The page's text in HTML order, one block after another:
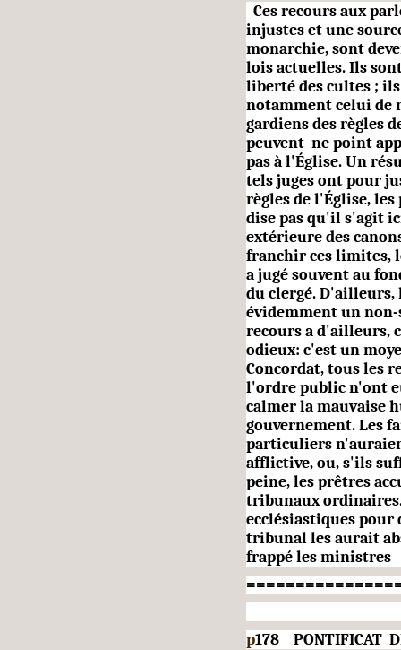
Ces recours aux
injustes et une
monarchie, sont
lois actuelles. Ils
liberté des cultes ;
notamment celui de
gardiens des règles
peuvent ne point
pas à l'Église. Un
tels juges ont pour
règles de l'Église,
dise pas qu'il s'agit
extérieure des
franchir ces limites,
a jugé souvent au
du clergé. D'ailleurs,
évidemment un non-
recours a d'ailleurs,
odieux: c'est un
Concordat, tous les
l'ordre public n'ont
calmer la mauvaise
gouvernement. Les
particuliers
afflictive, ou, s'ils
peine, les prêtres
tribunaux
ecclé­siastiques pour
tribunal les aurait
frappé les ministres
p178 PONTIFICAT